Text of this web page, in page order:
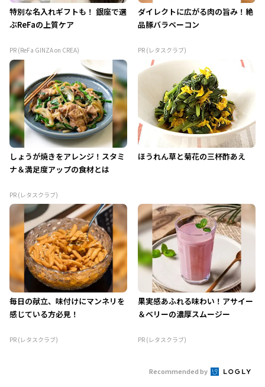
特別な名入れギフトも！ 銀座で選
ぶReFaの上質ケア
PR (ReFa GINZA on CREA)
ダイレクトに広がる肉の旨み！絶
品豚バラベーコン
PR (レタスクラブ)
しょうが焼きをアレンジ！スタミ
ナ＆満足度アップの食材とは
PR (レタスクラブ)
ほうれん草と菊花の三杯酢あえ
毎日の献立、味付けにマンネリを
感じている方必見！
PR (レタスクラブ)
果実感あふれる味わい！アサイー
＆ベリーの濃厚スムージー
PR (レタスクラブ)
Recommended by